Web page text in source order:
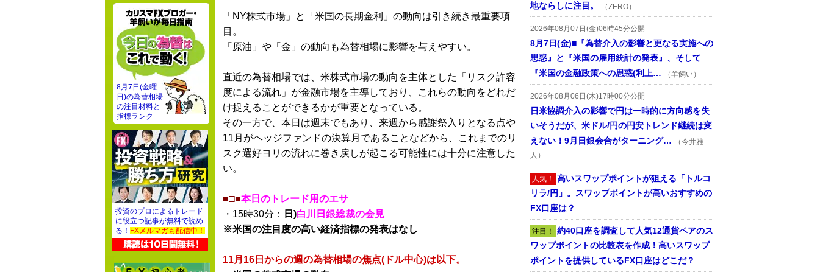
「NY株式市場」と「米国の長期金利」の動向は引き続き最重要項
目。
「原油」や「金」の動向も為替相場に影響を与えやすい。
直近の為替相場では、米株式市場の動向を主体とした「リスク許容
度による流れ」が金融市場を主導しており、これらの動向をどれだ
け捉えることができるかが重要となっている。
その一方で、本日は週末でもあり、来週から感謝祭入りとなる点や
11月がヘッジファンドの決算月であることなどから、これまでのリ
スク選好ヨリの流れに巻き戻しが起こる可能性には十分に注意した
い。
■□■本日のトレード用のエサ
・15時30分：
日)白川日銀総裁の会見
※米国の注目度の高い経済指標の発表はなし
11月16日からの週の為替相場の焦点(ドル中心)は以下。
地ならしに注目。
（ZERO）
2026年08月07日(金)06時45分公開
8月7日(金)■『為替介入の影響と更なる実施への
思惑』と『米国の雇用統計の発表』、そして
『米国の金融政策への思惑(利上…
（羊飼い）
2026年08月06日(木)17時00分公開
日米協調介入の影響で円は一時的に方向感を失
いそうだが、米ドル/円の円安トレンド継続は変
えない！9月日銀会合がターニング…
（今井雅
人）
人気！ 高いスワップポイントが狙える「トルコ
リラ/円」。スワップポイントが高いおすすめの
FX口座は？
注目！ 約40口座を調査して人気12通貨ペアのス
ワップポイントの比較表を作成！高いスワップ
ポイントを提供しているFX口座はどこだ？
8月7日(金曜
日)の為替相場
の注目材料と
指標ランク
投資のプロによるトレード
に役立つ記事が無料で読め
る！ FXメルマガも配信中！